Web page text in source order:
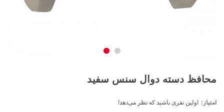
محافظ دسته دوال سنس سفید
امتیاز: اولین نفری باشید که نظر می‌دهد!